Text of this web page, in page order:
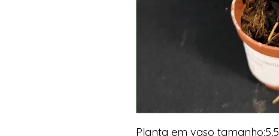
Planta em vaso tamanho:5,5